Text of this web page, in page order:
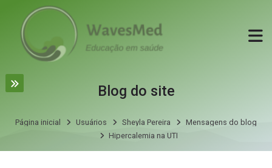
Skip to navigation
Skip to login form
Ir para o conteúdo principal
Skip to accessibility options
Skip to footer
Skip accessibility options
Blog do site
Página inicial Usuários Sheyla Pereira
Mensagens do blog
Hipercalemia na UTI